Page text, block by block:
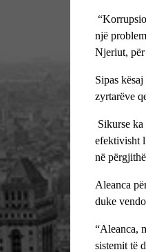
një
Njeriut,
Sipas
zyrtarëve
Sikurse
efektivisht
në
Aleanca
duke
“Aleanca,
sistemit të